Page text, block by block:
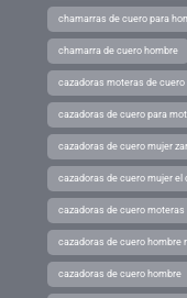
chamarras de cuero para
chamarra de cuero hombre
cazadoras moteras de cuero
cazadoras de cuero para
cazadoras de cuero mujer
cazadoras de cuero mujer el
cazadoras de cuero moteras
cazadoras de cuero hombre
cazadoras de cuero hombre